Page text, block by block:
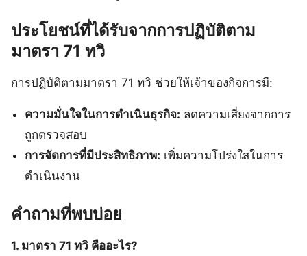
ประโยชน์ที่ได้รับจากการปฏิบัติตาม
มาตรา 71 ทวิ
การปฏิบัติตามมาตรา 71 ทวิ ช่วยให้เจ้าของกิจการมี:
ความมั่นใจในการดำเนินธุรกิจ: ลดความเสี่ยงจากการ
ถูกตรวจสอบ
การจัดการที่มีประสิทธิภาพ: เพิ่มความโปร่งใสในการ
ดำเนินงาน
คำถามที่พบบ่อย
1. มาตรา 71 ทวิ คืออะไร?